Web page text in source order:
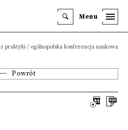
Menu
/ ogólnopolska konferencja naukowa
Powrót